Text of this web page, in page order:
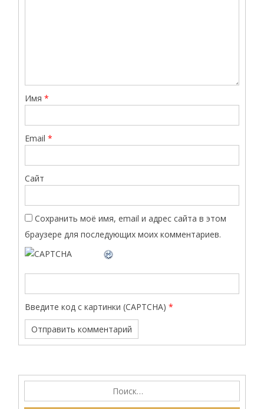
Имя*
Email*
Сайт
Сохранить моё имя, email и адрес сайта в этом
браузере для последующих моих комментариев.
Введите код с картинки (CAPTCHA) *